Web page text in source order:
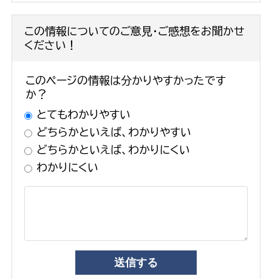
この情報についてのご意見・ご感想をお聞かせ
ください！
このページの情報は分かりやすかったです
か？
とてもわかりやすい
どちらかといえば、わかりやすい
どちらかといえば、わかりにくい
わかりにくい